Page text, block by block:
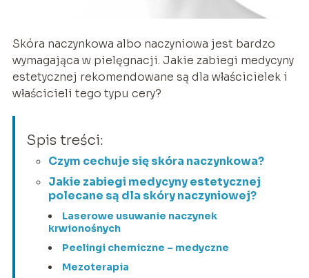
Skóra naczynkowa albo naczyniowa jest bardzo
wymagająca w pielęgnacji. Jakie zabiegi medycyny
estetycznej rekomendowane są dla właścicielek i
właścicieli tego typu cery?
Spis treści:
Czym cechuje się skóra naczynkowa?
Jakie zabiegi medycyny estetycznej
polecane są dla skóry naczyniowej?
Laserowe usuwanie naczynek
krwionośnych
Peelingi chemiczne – medyczne
Mezoterapia